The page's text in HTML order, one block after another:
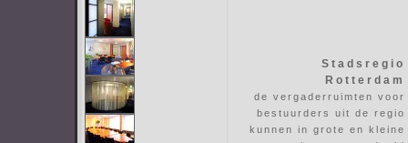
Stadsregio
Rotterdam
de vergaderruimten voor
bestuurders uit de regio
kunnen in grote en kleine